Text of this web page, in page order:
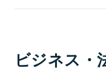
ビジネス・